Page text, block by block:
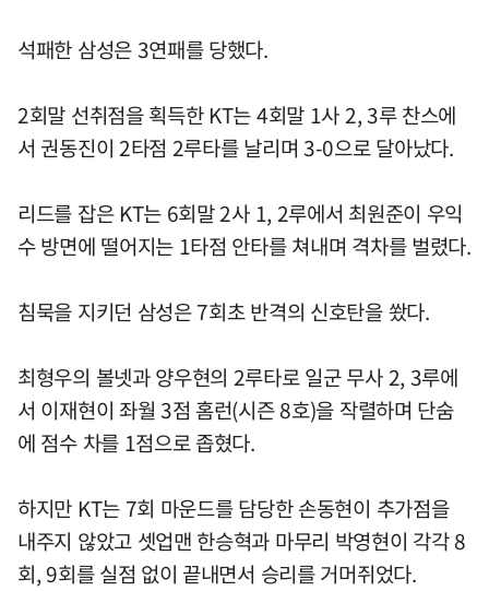
석패한 삼성은 3연패를 당했다.
2회말 선취점을 획득한 KT는 4회말 1사 2, 3루 찬스에
서 권동진이 2타점 2루타를 날리며 3-0으로 달아났다.
리드를 잡은 KT는 6회말 2사 1, 2루에서 최원준이 우익
수 방면에 떨어지는 1타점 안타를 쳐내며 격차를 벌렸다.
침묵을 지키던 삼성은 7회초 반격의 신호탄을 쐈다.
최형우의 볼넷과 양우현의 2루타로 일군 무사 2, 3루에
서 이재현이 좌월 3점 홈런(시즌 8호)을 작렬하며 단숨
에 점수 차를 1점으로 좁혔다.
하지만 KT는 7회 마운드를 담당한 손동현이 추가점을
내주지 않았고 셋업맨 한승혁과 마무리 박영현이 각각 8
회, 9회를 실점 없이 끝내면서 승리를 거머쥐었다.